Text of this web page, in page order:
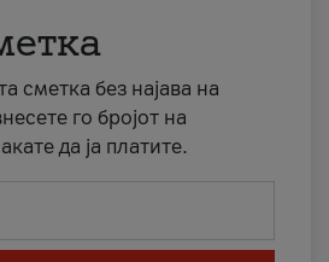
сметка без најава на
го бројот на
да ја платите.